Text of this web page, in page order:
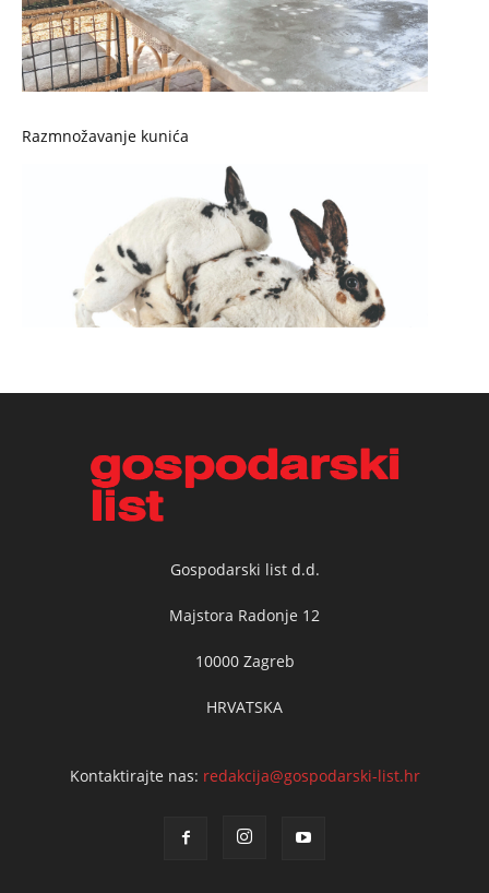
Razmnožavanje kunića
Gospodarski list d.d.
Majstora Radonje 12
10000 Zagreb
HRVATSKA
Kontaktirajte nas: redakcija@gospodarski-list.hr